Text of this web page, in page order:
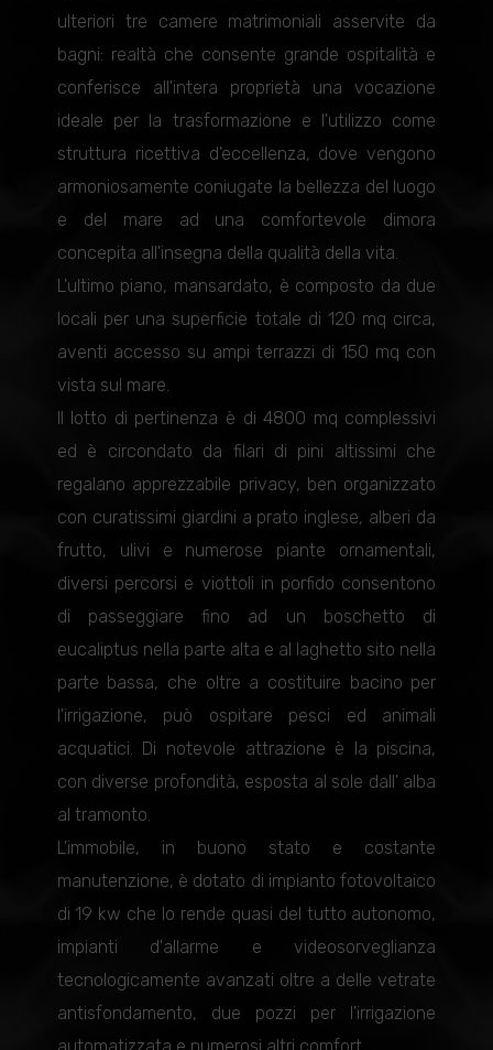
ulteriori tre camere matrimoniali asservite da
bagni: realtà che consente grande ospitalità e
conferisce all'intera proprietà una vocazione
ideale per la trasformazione e l'utilizzo come
struttura ricettiva d'eccellenza, dove vengono
armoniosamente coniugate la bellezza del luogo
e del mare ad una comfortevole dimora
concepita all'insegna della qualità della vita.
L'ultimo piano, mansardato, è composto da due
locali per una superficie totale di 120 mq circa,
aventi accesso su ampi terrazzi di 150 mq con
vista sul mare.
Il lotto di pertinenza è di 4800 mq complessivi
ed è circondato da filari di pini altissimi che
regalano apprezzabile privacy, ben organizzato
con curatissimi giardini a prato inglese, alberi da
frutto, ulivi e numerose piante ornamentali,
diversi percorsi e viottoli in porfido consentono
di passeggiare fino ad un boschetto di
eucaliptus nella parte alta e al laghetto sito nella
parte bassa, che oltre a costituire bacino per
l'irrigazione, può ospitare pesci ed animali
acquatici. Di notevole attrazione è la piscina,
con diverse profondità, esposta al sole dall' alba
al tramonto.
L'immobile, in buono stato e costante
manutenzione, è dotato di impianto fotovoltaico
di 19 kw che lo rende quasi del tutto autonomo,
impianti d'allarme e videosorveglianza
tecnologicamente avanzati oltre a delle vetrate
antisfondamento, due pozzi per l'irrigazione